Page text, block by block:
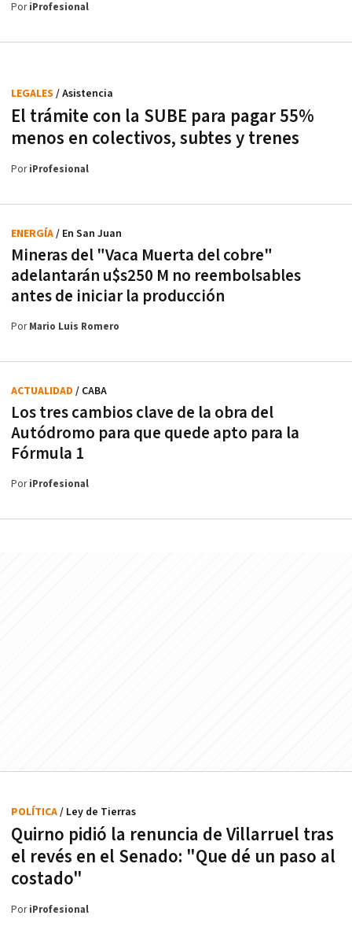
PoriProfesional
El trámite con la SUBE para pagar 55%
menos en colectivos, subtes y trenes
LEGALES / Asistencia
PoriProfesional
Mineras del "Vaca Muerta del cobre"
adelantarán u$s250 M no reembolsables
antes de iniciar la producción
ENERGÍA/ En San Juan
PorMario Luis Romero
Los tres cambios clave de la obra del
Autódromo para que quede apto para la
Fórmula 1
ACTUALIDAD / CABA
PoriProfesional
Quirno pidió la renuncia de Villarruel tras
el revés en el Senado: "Que dé un paso al
costado"
POLÍTICA/ Ley de Tierras
PoriProfesional